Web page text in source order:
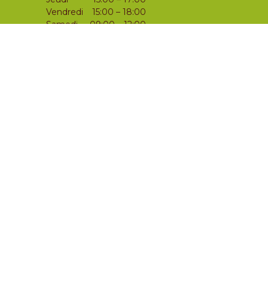
Vendredi
Samedi
15:00 – 18:00
09:00 – 12:00